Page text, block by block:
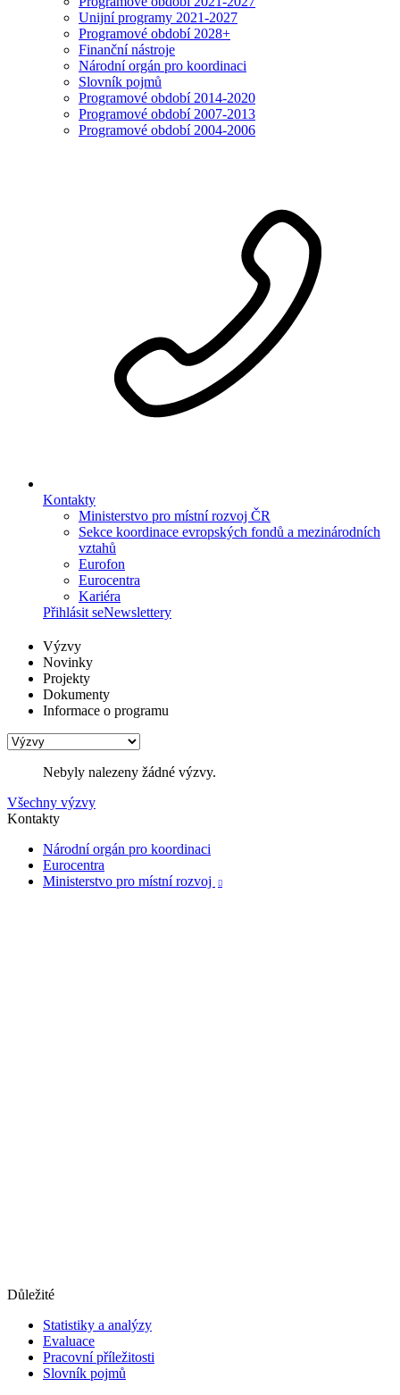
Unijní programy 2021-2027
Programové období 2028+
Finanční nástroje
Národní orgán pro koordinaci
Slovník pojmů
Programové období 2014-2020
Programové období 2007-2013
Programové období 2004-2006
Kontakty
Ministerstvo pro místní rozvoj ČR
Sekce koordinace evropských fondů a mezinárodních
vztahů
Eurofon
Eurocentra
Kariéra
Přihlásit seNewslettery
Výzvy
Novinky
Projekty
Dokumenty
Informace o programu
Nebyly nalezeny žádné výzvy.
Všechny výzvy
Kontakty
Národní orgán pro koordinaci
Eurocentra
Ministerstvo pro místní rozvoj

Důležité
Statistiky a analýzy
Evaluace
Pracovní příležitosti
Slovník pojmů